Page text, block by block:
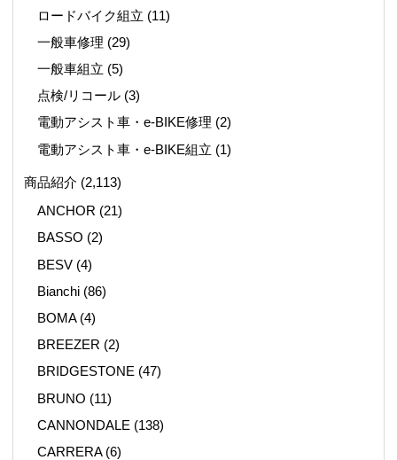
ロードバイク組立 (11)
一般車修理 (29)
一般車組立 (5)
点検/リコール (3)
電動アシスト車・e-BIKE修理 (2)
電動アシスト車・e-BIKE組立 (1)
商品紹介 (2,113)
ANCHOR (21)
BASSO (2)
BESV (4)
Bianchi (86)
BOMA(4)
BREEZER (2)
BRIDGESTONE (47)
BRUNO (11)
CANNONDALE (138)
CARRERA(6)